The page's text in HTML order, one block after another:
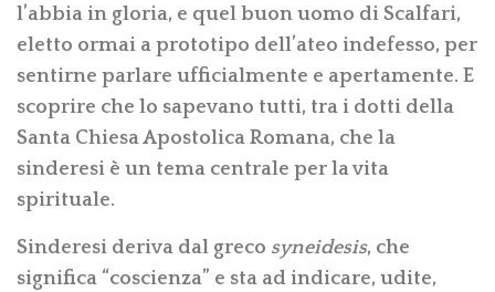
l’abbia in gloria, e quel buon uomo di Scalfari,
eletto ormai a prototipo dell’ateo indefesso, per
sentirne parlare ufficialmente e apertamente. E
scoprire che lo sapevano tutti, tra i dotti della
Santa Chiesa Apostolica Romana, che la
sinderesi è un tema centrale per la vita
spirituale.
Sinderesi deriva dal greco syneidesis, che
significa “coscienza” e sta ad indicare, udite,